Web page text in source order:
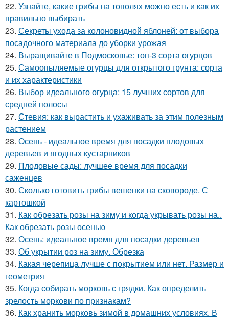
22. Узнайте, какие грибы на тополях можно есть и как их
правильно выбирать
23. Секреты ухода за колоновидной яблоней: от выбора
посадочного материала до уборки урожая
24. Выращивайте в Подмосковье: топ-3 сорта огурцов
25. Самоопыляемые огурцы для открытого грунта: сорта
и их характеристики
26. Выбор идеального огурца: 15 лучших сортов для
средней полосы
27. Стевия: как вырастить и ухаживать за этим полезным
растением
28. Осень - идеальное время для посадки плодовых
деревьев и ягодных кустарников
29. Плодовые сады: лучшее время для посадки
саженцев
30. Сколько готовить грибы вешенки на сковороде. С
картошкой
31. Как обрезать розы на зиму и когда укрывать розы на..
Как обрезать розы осенью
32. Осень: идеальное время для посадки деревьев
33. Об укрытии роз на зиму. Обрезка
34. Какая черепица лучше с покрытием или нет. Размер и
геометрия
35. Когда собирать морковь с грядки. Как определить
зрелость моркови по признакам?
36. Как хранить морковь зимой в домашних условиях. В